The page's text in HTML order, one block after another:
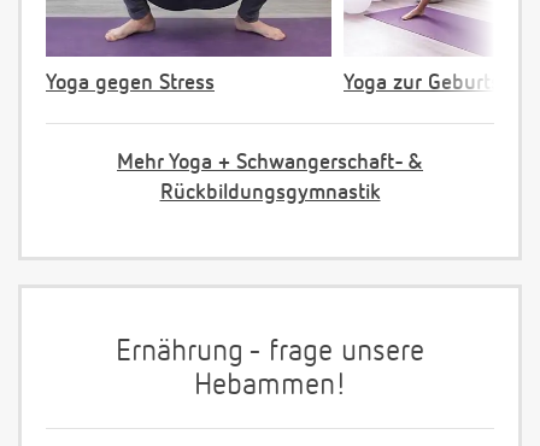
Yoga gegen Stress Yoga zur
Mehr Yoga + Schwangerschaft- &
Rückbildungsgymnastik
Ernährung - frage unsere
Hebammen!